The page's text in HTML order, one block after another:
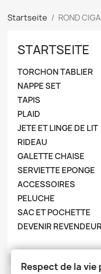
Startseite ROND
STARTSEITE
TORCHON TABLIER
NAPPE SET
TAPIS
PLAID
JETE ET LINGE DE LIT
RIDEAU
GALETTE CHAISE
SERVIETTE EPONGE
ACCESSOIRES
PELUCHE
SAC ET POCHETTE
DEVENIR REVENDEUR
Respect de la vie